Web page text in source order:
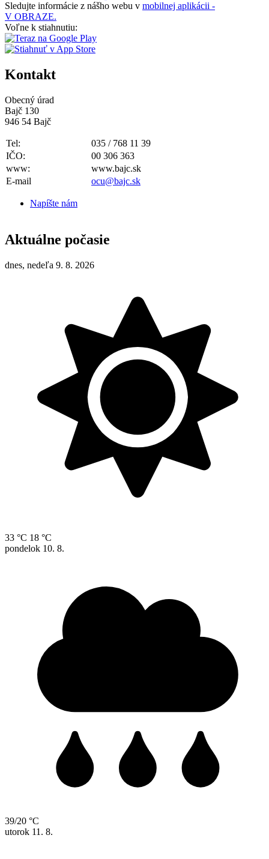
Sledujte informácie z nášho webu v mobilnej aplikácii -
V OBRAZE.
Voľne k stiahnutiu:
Kontakt
Obecný úrad
Bajč 130
946 54 Bajč
Tel:
035 / 768 11 39
IČO:
00 306 363
www:
www.bajc.sk
E-mail
ocu@bajc.sk
Napíšte nám
Aktuálne počasie
dnes, nedeľa 9. 8. 2026
33 °C 18 °C
pondelok 10. 8.
39/20 °C
utorok 11. 8.